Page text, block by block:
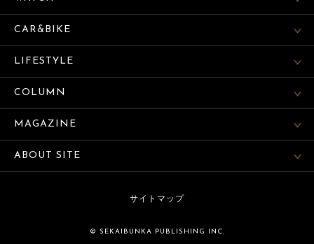
CAR&BIKE
LIFESTYLE
COLUMN
MAGAZINE
ABOUT SITE
サイトマップ
© SEKAIBUNKA PUBLISHING INC.